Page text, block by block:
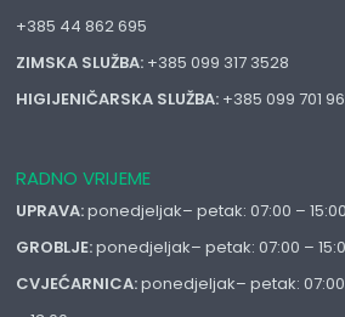
+385 44 862 695
ZIMSKA SLUŽBA: +385 099 317 3528
HIGIJENIČARSKA SLUŽBA: +385 099 701
RADNO VRIJEME
UPRAVA:ponedjeljak– petak: 07:00 – 15:00
GROBLJE:ponedjeljak– petak: 07:00 –
CVJEĆARNICA:ponedjeljak– petak: 07:00